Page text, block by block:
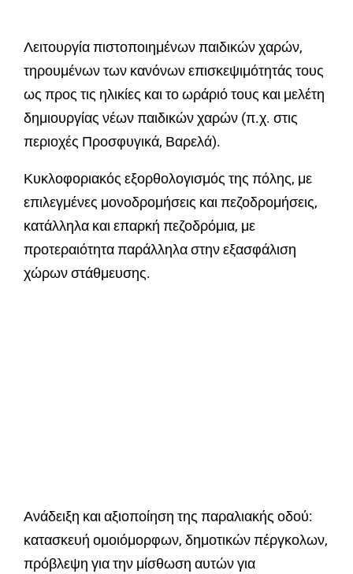
Λειτουργία πιστοποιημένων παιδικών χαρών,
τηρουμένων των κανόνων επισκεψιμότητάς τους
ως προς τις ηλικίες και το ωράριό τους και μελέτη
δημιουργίας νέων παιδικών χαρών (π.χ. στις
περιοχές Προσφυγικά, Βαρελά).
Κυκλοφοριακός εξορθολογισμός της πόλης, με
επιλεγμένες μονοδρομήσεις και πεζοδρομήσεις,
κατάλληλα και επαρκή πεζοδρόμια, με
προτεραιότητα παράλληλα στην εξασφάλιση
χώρων στάθμευσης.
Ανάδειξη και αξιοποίηση της παραλιακής οδού:
κατασκευή ομοιόμορφων, δημοτικών πέργκολων,
πρόβλεψη για την μίσθωση αυτών για